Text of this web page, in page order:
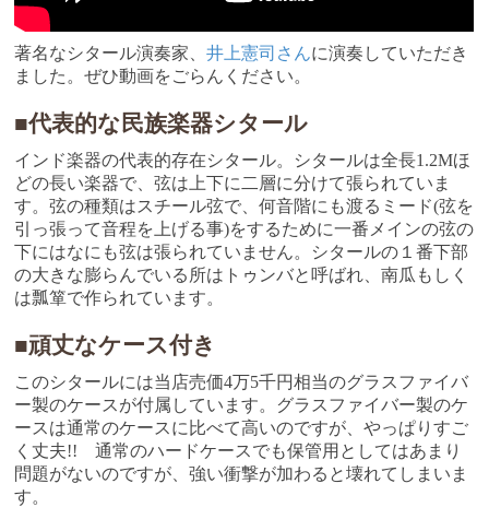
著名なシタール演奏家、井上憲司さんに演奏していただき
ました。ぜひ動画をごらんください。
■代表的な民族楽器シタール
インド楽器の代表的存在シタール。シタールは全長1.2Mほ
どの長い楽器で、弦は上下に二層に分けて張られていま
す。弦の種類はスチール弦で、何音階にも渡るミード(弦を
引っ張って音程を上げる事)をするために一番メインの弦の
下にはなにも弦は張られていません。シタールの１番下部
の大きな膨らんでいる所はトゥンバと呼ばれ、南瓜もしく
は瓢箪で作られています。
■頑丈なケース付き
このシタールには当店売価4万5千円相当のグラスファイバ
ー製のケースが付属しています。グラスファイバー製のケ
ースは通常のケースに比べて高いのですが、やっぱりすご
く丈夫!! 通常のハードケースでも保管用としてはあまり
問題がないのですが、強い衝撃が加わると壊れてしまいま
す。